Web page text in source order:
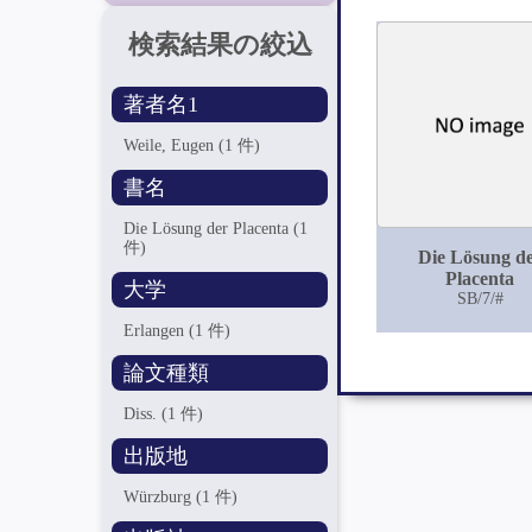
検索結果の絞込
著者名1
Weile, Eugen(1 件)
書名
Die Lösung der Placenta(1
件)
大学
Erlangen(1 件)
論文種類
Diss.(1 件)
出版地
Würzburg(1 件)
Die Lösung
Placenta
SB/7/#